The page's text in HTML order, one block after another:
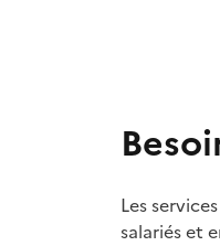
Les
salariés et